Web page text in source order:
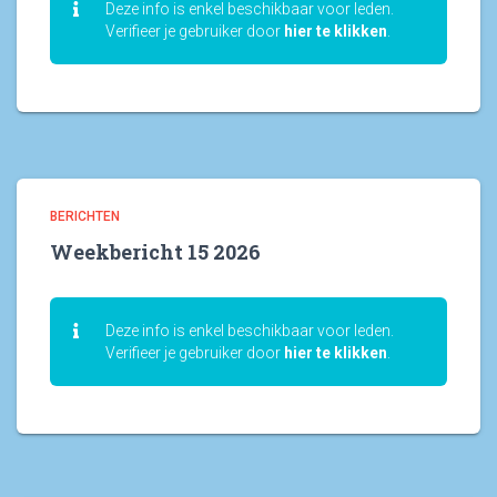
Deze info is enkel beschikbaar voor leden.
Verifieer je gebruiker door hier te klikken
BERICHTEN
Weekbericht 15 2026
Deze info is enkel beschikbaar voor leden.
Verifieer je gebruiker door hier te klikken